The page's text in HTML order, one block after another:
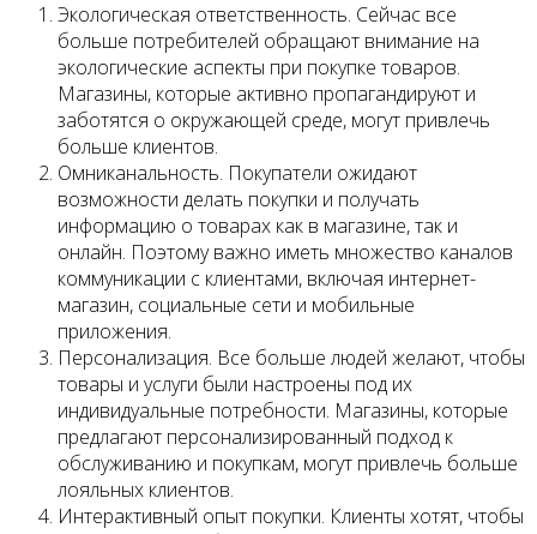
Экологическая ответственность. Сейчас все
больше потребителей обращают внимание на
экологические аспекты при покупке товаров.
Магазины, которые активно пропагандируют и
заботятся о окружающей среде, могут привлечь
больше клиентов.
Омниканальность. Покупатели ожидают
возможности делать покупки и получать
информацию о товарах как в магазине, так и
онлайн. Поэтому важно иметь множество каналов
коммуникации с клиентами, включая интернет-
магазин, социальные сети и мобильные
приложения.
Персонализация. Все больше людей желают, чтобы
товары и услуги были настроены под их
индивидуальные потребности. Магазины, которые
предлагают персонализированный подход к
обслуживанию и покупкам, могут привлечь больше
лояльных клиентов.
Интерактивный опыт покупки. Клиенты хотят, чтобы